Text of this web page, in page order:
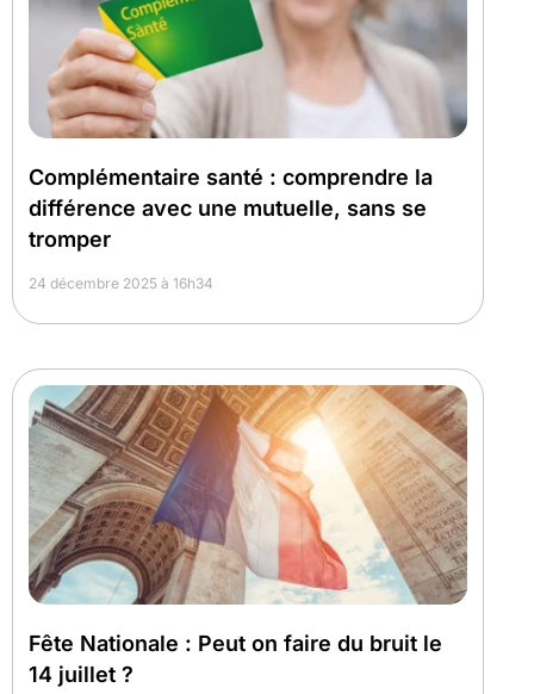
Complémentaire santé : comprendre la
différence avec une mutuelle, sans se
tromper
24 décembre 2025 à 16h34
Fête Nationale : Peut on faire du bruit le
14 juillet ?